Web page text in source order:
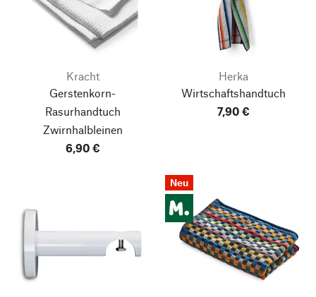
Kracht
Gerstenkorn-
Rasurhandtuch
Zwirnhalbleinen
6,90 €
Herka
Wirtschaftshandtuch
7,90 €
Neu